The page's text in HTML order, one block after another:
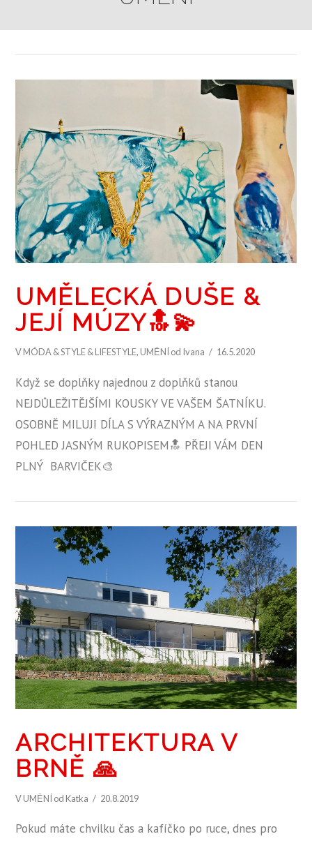
ZOBRAZIT PŘÍSPĚVEK
UMĚLECKÁ DUŠE &
JEJÍ MÚZY🔝💫
VMÓDA & STYLE & LIFESTYLE, UMĚNÍ od Ivana 16.5.2020
Když se doplňky najednou z doplňků stanou
NEJDŮLEŽITĚJŠÍMI KOUSKY VE VAŠEM ŠATNÍKU.
OSOBNĚ MILUJI DÍLA S VÝRAZNÝM A NA PRVNÍ
POHLED JASNÝM RUKOPISEM🔝 PŘEJI VÁM DEN
PLNÝ BARVIČEK🎨
ARCHITEKTURA V
BRNĚ 🙏
VUMĚNÍ od Katka 20.8.2019
Pokud máte chvilku čas a kafíčko po ruce, dnes pro